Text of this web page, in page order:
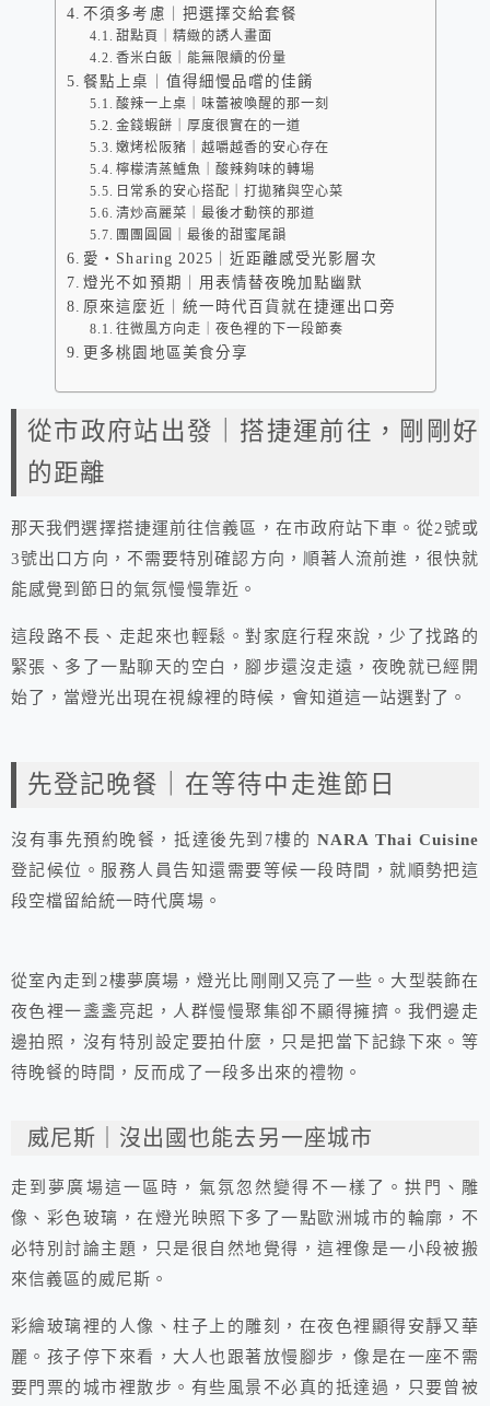
不須多考慮｜把選擇交給套餐
甜點頁｜精緻的誘人畫面
香米白飯｜能無限續的份量
餐點上桌｜值得細慢品嚐的佳餚
酸辣一上桌｜味蕾被喚醒的那一刻
金錢蝦餅｜厚度很實在的一道
嫩烤松阪豬｜越嚼越香的安心存在
檸檬清蒸鱸魚｜酸辣夠味的轉場
日常系的安心搭配｜打拋豬與空心菜
清炒高麗菜｜最後才動筷的那道
團團圓圓｜最後的甜蜜尾韻
愛・Sharing 2025｜近距離感受光影層次
燈光不如預期｜用表情替夜晚加點幽默
原來這麼近｜統一時代百貨就在捷運出口旁
往微風方向走｜夜色裡的下一段節奏
更多桃園地區美食分享
從市政府站出發｜搭捷運前往，剛剛好
的距離
那天我們選擇搭捷運前往信義區，在市政府站下車。從2號或
3號出口方向，不需要特別確認方向，順著人流前進，很快就
能感覺到節日的氣氛慢慢靠近。
這段路不長、走起來也輕鬆。對家庭行程來說，少了找路的
緊張、多了一點聊天的空白，腳步還沒走遠，夜晚就已經開
始了，當燈光出現在視線裡的時候，會知道這一站選對了。
先登記晚餐｜在等待中走進節日
沒有事先預約晚餐，抵達後先到7樓的NARA Thai Cuisine
登記候位。服務人員告知還需要等候一段時間，就順勢把這
段空檔留給統一時代廣場。
從室內走到2樓夢廣場，燈光比剛剛又亮了一些。大型裝飾在
夜色裡一盞盞亮起，人群慢慢聚集卻不顯得擁擠。我們邊走
邊拍照，沒有特別設定要拍什麼，只是把當下記錄下來。等
待晚餐的時間，反而成了一段多出來的禮物。
威尼斯｜沒出國也能去另一座城市
走到夢廣場這一區時，氣氛忽然變得不一樣了。拱門、雕
像、彩色玻璃，在燈光映照下多了一點歐洲城市的輪廓，不
必特別討論主題，只是很自然地覺得，這裡像是一小段被搬
來信義區的威尼斯。
彩繪玻璃裡的人像、柱子上的雕刻，在夜色裡顯得安靜又華
麗。孩子停下來看，大人也跟著放慢腳步，像是在一座不需
要門票的城市裡散步。有些風景不必真的抵達過，只要曾被